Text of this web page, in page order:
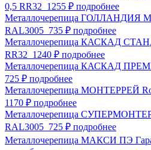
0,5 RR32 1255 ₽ подробнее
Металлочерепица ГОЛЛАНДИЯ
RAL3005 735 ₽ подробнее
Металлочерепица КАСКАД
RR32 1240 ₽ подробнее
Металлочерепица КАСКАД
725 ₽ подробнее
Металлочерепица МОНТЕРРЕЙ
1170 ₽ подробнее
Металлочерепица
RAL3005 725 ₽ подробнее
Металлочерепица МАКСИ ПЭ